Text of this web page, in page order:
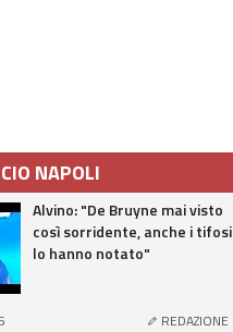
NAPOLI
Alvino: "De Bruyne mai visto
così sorridente, anche i tifosi
lo hanno notato"
REDAZIONE